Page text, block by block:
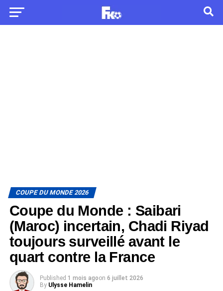
COUPE DU MONDE 2026
Coupe du Monde : Saibari
(Maroc) incertain, Chadi Riyad
toujours surveillé avant le
quart contre la France
Published 1 mois agoon 6 juillet 2026
By Ulysse Hamelin